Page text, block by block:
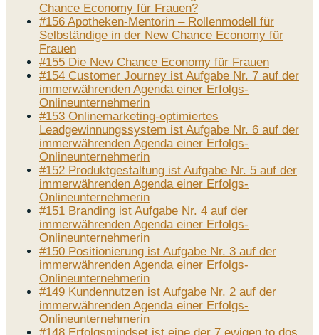
Chance Economy für Frauen?
#156 Apotheken-Mentorin – Rollenmodell für
Selbständige in der New Chance Economy für
Frauen
#155 Die New Chance Economy für Frauen
#154 Customer Journey ist Aufgabe Nr. 7 auf der
immerwährenden Agenda einer Erfolgs-
Onlineunternehmerin
#153 Onlinemarketing-optimiertes
Leadgewinnungssystem ist Aufgabe Nr. 6 auf der
immerwährenden Agenda einer Erfolgs-
Onlineunternehmerin
#152 Produktgestaltung ist Aufgabe Nr. 5 auf der
immerwährenden Agenda einer Erfolgs-
Onlineunternehmerin
#151 Branding ist Aufgabe Nr. 4 auf der
immerwährenden Agenda einer Erfolgs-
Onlineunternehmerin
#150 Positionierung ist Aufgabe Nr. 3 auf der
immerwährenden Agenda einer Erfolgs-
Onlineunternehmerin
#149 Kundennutzen ist Aufgabe Nr. 2 auf der
immerwährenden Agenda einer Erfolgs-
Onlineunternehmerin
#148 Erfolgsmindset ist eine der 7 ewigen to dos